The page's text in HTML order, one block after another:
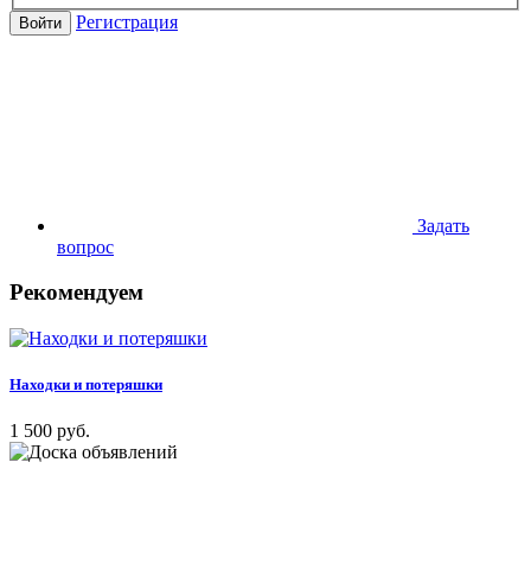
Войти Регистрация
Задать
вопрос
Рекомендуем
Находки и потеряшки
1 500 руб.